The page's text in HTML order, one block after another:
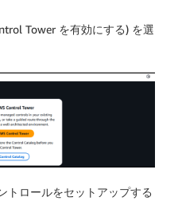
Tower を有効にする) を選
トロールをセットアップする